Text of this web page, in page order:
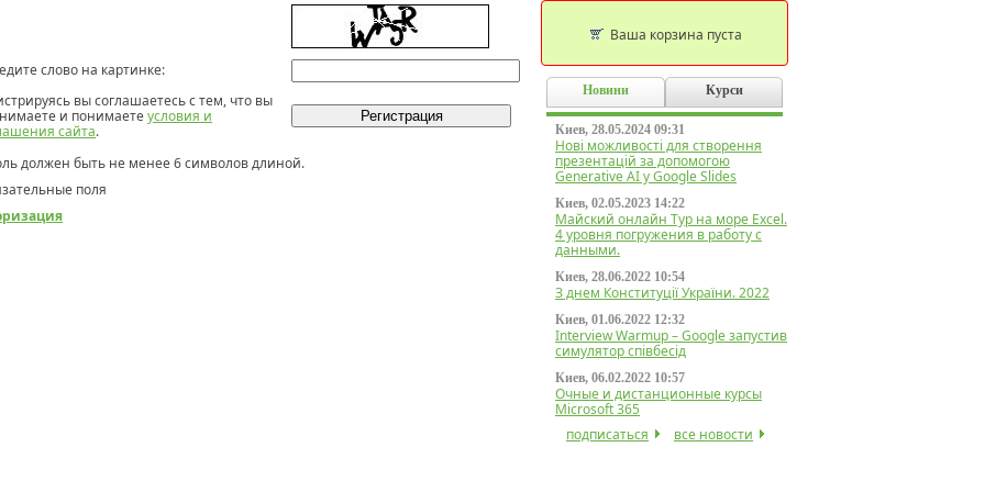
слово на картинке:
вы соглашаетесь с тем, что вы
и понимаетеусловия и
сайта.
должен быть не менее 6 символов длиной.
поля
Ваша корзина пуста
Новини Курси
Киев, 28.05.2024 09:31
Нові можливості для створення
презентацій за допомогою
Generative AI у Google Slides
Киев, 02.05.2023 14:22
Майский онлайн Тур на море Excel.
4 уровня погружения в работу с
данными.
Киев, 28.06.2022 10:54
З днем Конституції України. 2022
Киев, 01.06.2022 12:32
Interview Warmup – Google запустив
симулятор співбесід
Киев, 06.02.2022 10:57
Очные и дистанционные курсы
Microsoft 365
подписаться
все новости